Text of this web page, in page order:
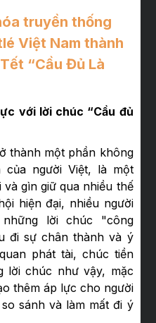
truyền thống
Việt Nam thành
“Cầu Đủ Là
với lời chúc “Cầu đủ
thành một phần không
người Việt, là một
gìn giữ qua nhiều thế
hiện đại, nhiều người
lời chúc "công
đi sự chân thành và ý
phát tài, chúc tiền
lời chúc như vậy, mặc
thêm áp lực cho người
sánh và làm mất đi ý